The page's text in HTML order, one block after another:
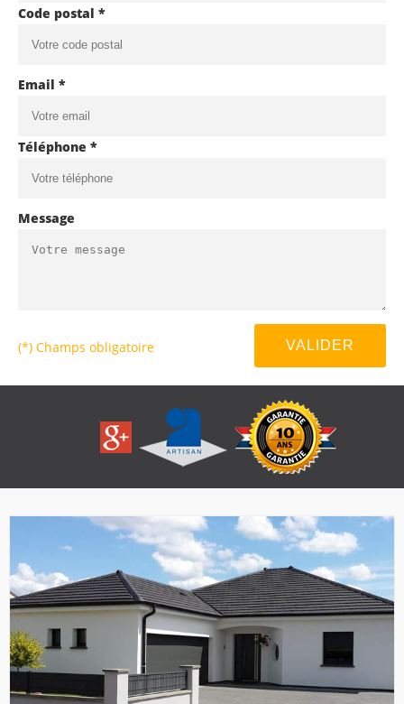
Code postal *
Email *
Téléphone *
Message
(*) Champs obligatoire